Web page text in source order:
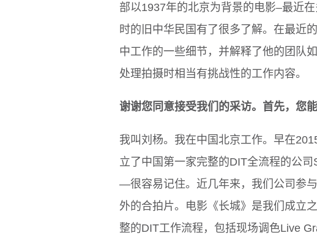
部以1937年的北京为背景的电影–最近
时的旧中华民国有了很多了解。在最近
中工作的一些细节，并解释了他的团队
处理拍摄时相当有挑战性的工作内容。
谢谢您同意接受我们的采访。首先，您
我叫刘杨。我在中国北京工作。早在
立了中国第一家完整的DIT全流程的公
—很容易记住。近几年来，我们公司参
外的合拍片。电影《长城》是我们成立
整的DIT工作流程，包括现场调色Live